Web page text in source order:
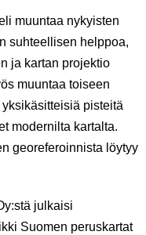
muuntaa nykyisten
suhteellisen helppoa,
ja kartan projektio
muuntaa toiseen
pisteitä
modernilta kartalta.
georeferoinnista löytyy
julkaisi
Suomen peruskartat